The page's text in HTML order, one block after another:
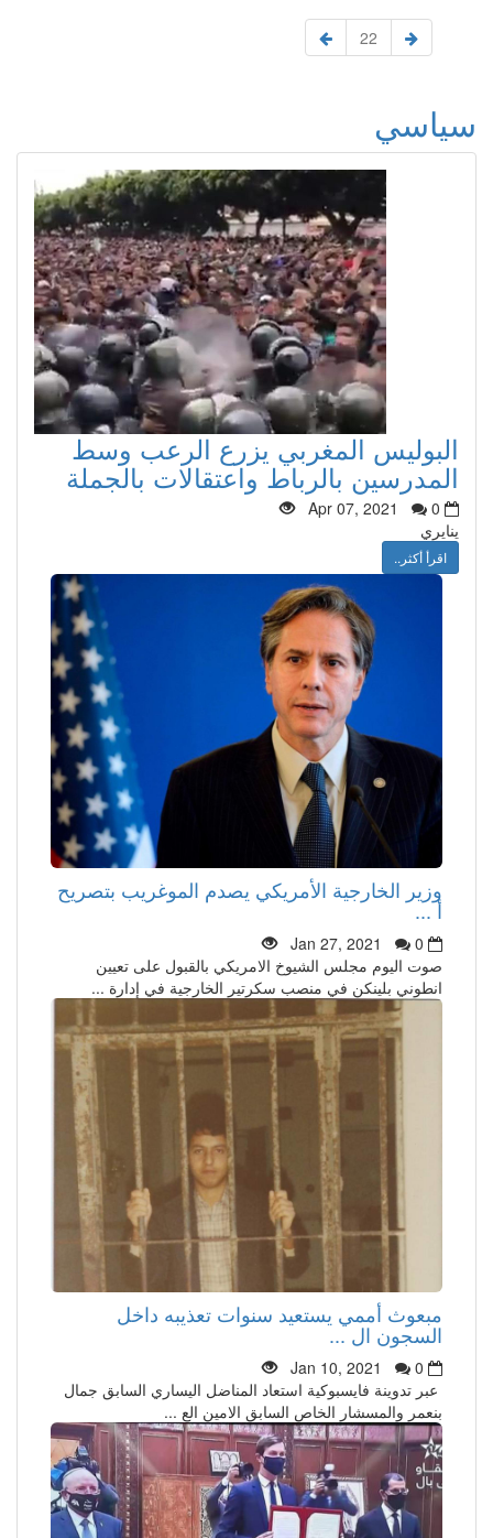
سياسي
البوليس المغربي يزرع الرعب وسط
المدرسين بالرباط واعتقالات بالجملة
Apr 07, 2021
0
ينايري
اقرأ أكثر..
وزير الخارجية الأمريكي يصدم الموغريب بتصريح
أ ...
Jan 27, 2021
0
صوت اليوم مجلس الشيوخ الامريكي بالقبول على تعيين
انطوني بلينكن في منصب سكرتير الخارجية في إدارة ...
مبعوث أممي يستعيد سنوات تعذيبه داخل
السجون ال ...
Jan 10, 2021
0
عبر تدوينة فايسبوكية استعاد المناضل اليساري السابق جمال
بنعمر والمسشار الخاص السابق الامين الع ...